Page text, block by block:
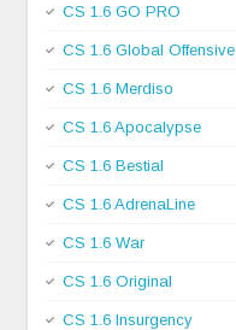
CS 1.6 GO PRO
CS 1.6 Global Offensive
CS 1.6 Merdiso
CS 1.6 Apocalypse
CS 1.6 Bestial
CS 1.6 AdrenaLine
CS 1.6 War
CS 1.6 Original
CS 1.6 Insurgency